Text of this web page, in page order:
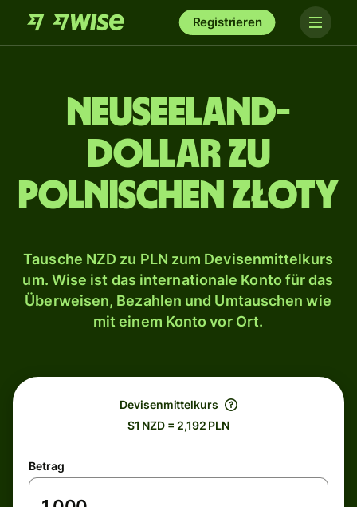
Registrieren
Neuseeland-
Dollar zu
polnischen Złoty
Tausche NZD zu PLN zum Devisenmittelkurs
um. Wise ist das internationale Konto für das
Überweisen, Bezahlen und Umtauschen wie
mit einem Konto vor Ort.
Devisenmittelkurs
$1 NZD = 2,192 PLN
Betrag